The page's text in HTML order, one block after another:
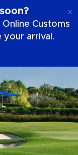
Customs
your arrival.